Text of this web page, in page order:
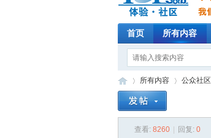
首页 所有内容
所有内容 公众社区
查看: 8260 回复: 0